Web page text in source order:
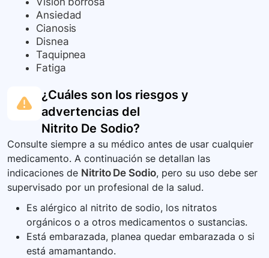
Ansiedad
Cianosis
Disnea
Taquipnea
Fatiga
¿Cuáles son los riesgos y
advertencias del
Nitrito De Sodio?
Consulte siempre a su médico antes de usar cualquier
medicamento. A continuación se detallan las
indicaciones de Nitrito De Sodio, pero su uso debe ser
supervisado por un profesional de la salud.
Es alérgico al nitrito de sodio, los nitratos
orgánicos o a otros medicamentos o sustancias.
Está embarazada, planea quedar embarazada o si
está amamantando.